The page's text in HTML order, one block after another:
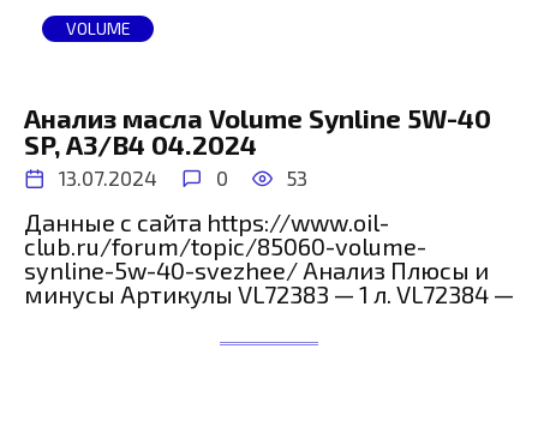
VOLUME
Анализ масла Volume Synline 5W-40
SP, A3/B4 04.2024
13.07.2024 0 53
Данные с сайта https://www.oil-
club.ru/forum/topic/85060-volume-
synline-5w-40-svezhee/ Анализ Плюсы и
минусы Артикулы VL72383 — 1 л. VL72384 —